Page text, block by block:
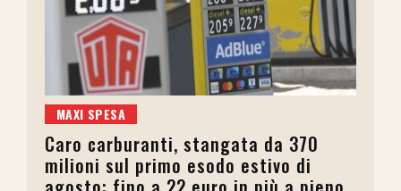
MAXI SPESA
Caro carburanti, stangata da 370
milioni sul primo esodo estivo di